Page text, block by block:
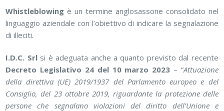
Whistleblowing è un termine anglosassone consolidato nel
linguaggio aziendale con l’obiettivo di indicare la segnalazione
di illeciti.
I.D.C. Srlsi è adeguata anche a quanto previsto dal recente
Decreto Legislativo 24 del 10 marzo 2023 – “Attuazione
della direttiva (UE) 2019/1937 del Parlamento europeo e del
Consiglio, del 23 ottobre 2019, riguardante la protezione delle
persone che segnalano violazioni del diritto dell’Unione e